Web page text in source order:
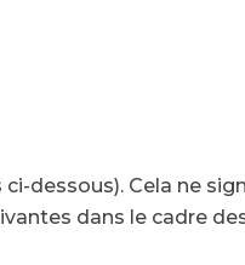
dessous). Cela ne
dans le cadre